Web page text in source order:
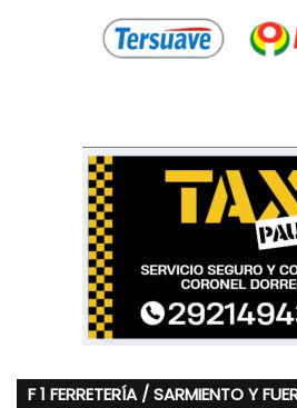
F 1 FERRETERÍA / SARMIENTO Y